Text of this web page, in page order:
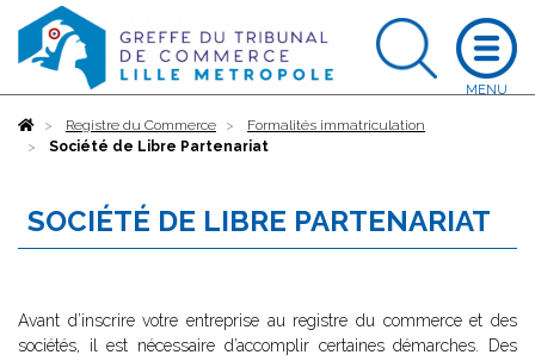
AccueilRegistre du Commerce
Formalités immatriculation
Société de Libre Partenariat
SOCIÉTÉ DE LIBRE PARTENARIAT
Avant d’inscrire votre entreprise au registre du commerce et des
sociétés, il est nécessaire d’accomplir certaines démarches. Des